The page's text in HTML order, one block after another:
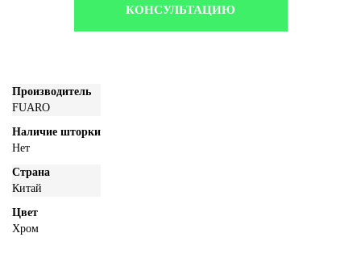
КОНСУЛЬТАЦИЮ
Производитель
FUARO
Наличие шторки
Нет
Страна
Китай
Цвет
Хром